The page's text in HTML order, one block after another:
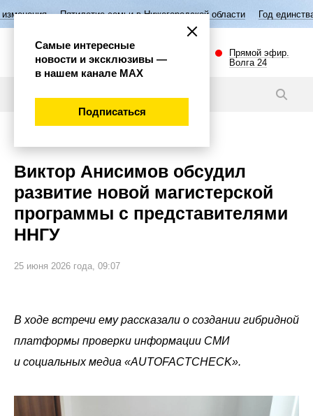
Пятилетие семьи в Нижегородской области Год единства народов
Прямой эфир.
Волга 24
Виктор Анисимов обсудил
развитие новой магистерской
программы с представителями
ННГУ
25 июня 2026 года, 09:07
В ходе встречи ему рассказали о создании гибридной
платформы проверки информации СМИ
и социальных медиа «AUTOFACTCHECK».
Самые интересные
новости и эксклюзивы —
в нашем канале МАХ
Подписаться